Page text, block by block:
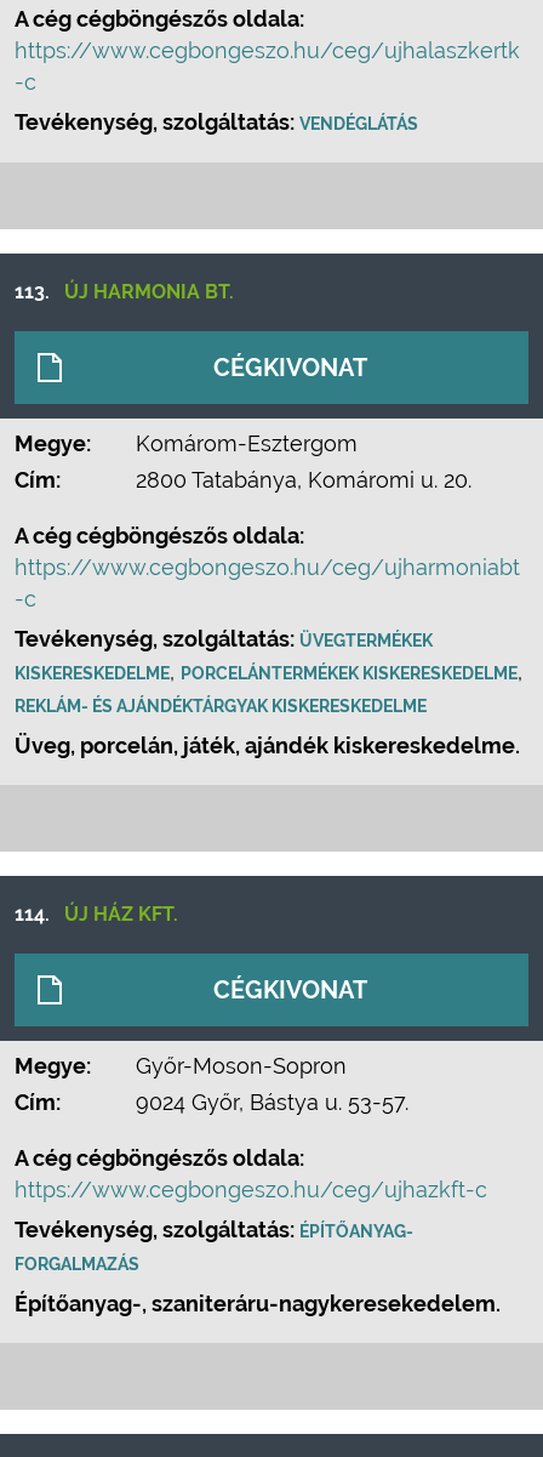
A cég cégböngészős oldala:
https://www.cegbongeszo.hu/ceg/ujhalaszkertk
-c
Tevékenység, szolgáltatás: VENDÉGLÁTÁS
113. ÚJ HARMONIA BT.
CÉGKIVONAT
Megye:
Komárom-Esztergom
Cím:
2800 Tatabánya, Komáromi u. 20.
A cég cégböngészős oldala:
https://www.cegbongeszo.hu/ceg/ujharmoniabt
-c
Tevékenység, szolgáltatás: ÜVEGTERMÉKEK
KISKERESKEDELME, PORCELÁNTERMÉKEK KISKERESKEDELME,
REKLÁM- ÉS AJÁNDÉKTÁRGYAK KISKERESKEDELME
Üveg, porcelán, játék, ajándék kiskereskedelme.
114. ÚJ HÁZ KFT.
CÉGKIVONAT
Megye:
Győr-Moson-Sopron
Cím:
9024 Győr, Bástya u. 53-57.
A cég cégböngészős oldala:
https://www.cegbongeszo.hu/ceg/ujhazkft-c
Tevékenység, szolgáltatás: ÉPÍTŐANYAG-
FORGALMAZÁS
Építőanyag-, szaniteráru-nagykeresekedelem.